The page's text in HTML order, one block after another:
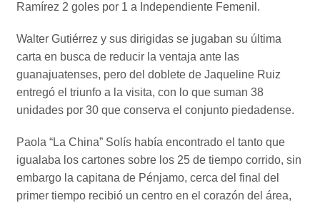
Ramírez 2 goles por 1 a Independiente Femenil.
Walter Gutiérrez y sus dirigidas se jugaban su última
carta en busca de reducir la ventaja ante las
guanajuatenses, pero del doblete de Jaqueline Ruiz
entregó el triunfo a la visita, con lo que suman 38
unidades por 30 que conserva el conjunto piedadense.
Paola “La China” Solís había encontrado el tanto que
igualaba los cartones sobre los 25 de tiempo corrido, sin
embargo la capitana de Pénjamo, cerca del final del
primer tiempo recibió un centro en el corazón del área,